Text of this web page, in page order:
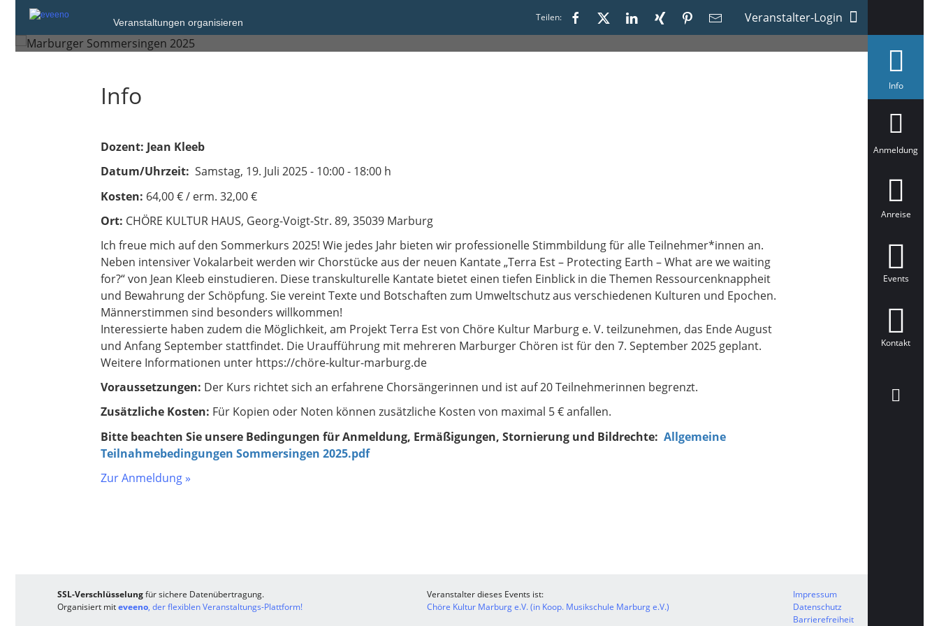
Veranstaltungen organisieren Teilen: Veranstalter-Login
Marburg
Infoa
ä
t
Anmeldung
Anreise
Events
Kontakt
Info
Dozent: Jean Kleeb
Datum/Uhrzeit: Samstag, 19. Juli 2025 - 10:00 - 18:00 h
Kosten: 64,00 € / erm. 32,00 €
Ort: CHÖRE KULTUR HAUS, Georg-Voigt-Str. 89, 35039 Marburg
Ich freue mich auf den Sommerkurs 2025! Wie jedes Jahr bieten wir professionelle Stimmbildung für alle Teilnehmer*innen an.
Neben intensiver Vokalarbeit werden wir Chorstücke aus der neuen Kantate „Terra Est – Protecting Earth – What are we waiting
for?“ von Jean Kleeb einstudieren. Diese transkulturelle Kantate bietet einen tiefen Einblick in die Themen Ressourcenknappheit
und Bewahrung der Schöpfung. Sie vereint Texte und Botschaften zum Umweltschutz aus verschiedenen Kulturen und Epochen.
Männerstimmen sind besonders willkommen!
Interessierte haben zudem die Möglichkeit, am Projekt Terra Est von Chöre Kultur Marburg e. V. teilzunehmen, das Ende August
und Anfang September stattfindet. Die Uraufführung mit mehreren Marburger Chören ist für den 7. September 2025 geplant.
Weitere Informationen unter https://chöre-kultur-marburg.de
Voraussetzungen: Der Kurs richtet sich an erfahrene Chorsängerinnen und ist auf 20 Teilnehmerinnen begrenzt.
Zusätzliche Kosten: Für Kopien oder Noten können zusätzliche Kosten von maximal 5 € anfallen.
Bitte beachten Sie unsere Bedingungen für Anmeldung, Ermäßigungen, Stornierung und Bildrechte: Allgemeine
Teilnahmebedingungen Sommersingen 2025.pdf
Zur Anmeldung »
SSL-Verschlüsselungfür sichere Datenübertragung.
Organisiert miteveeno, der flexiblen Veranstaltungs-Plattform!
Veranstalter dieses Events ist:
Chöre Kultur Marburg e.V. (in Koop. Musikschule Marburg e.V.)
Impressum
Datenschutz
Barrierefreiheit